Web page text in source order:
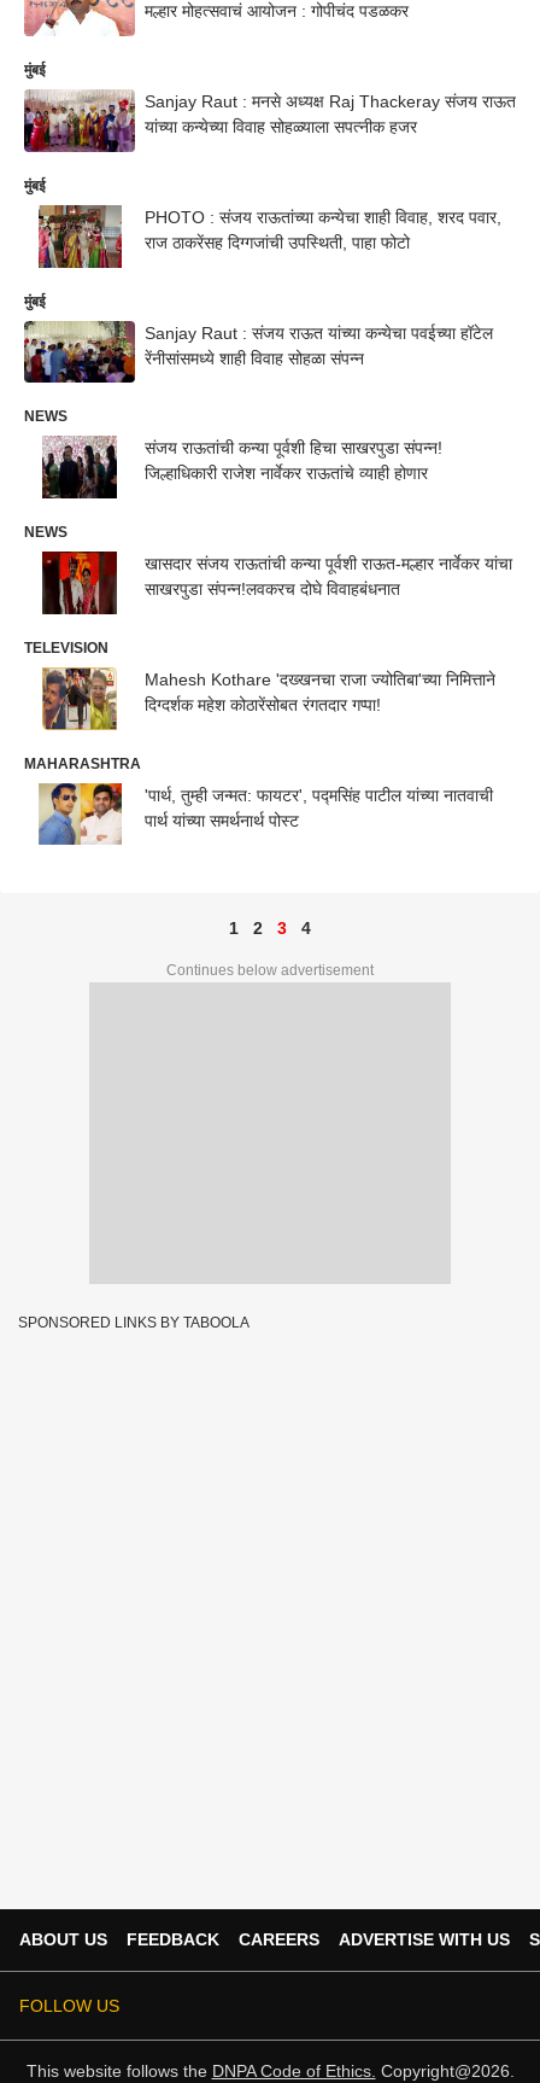
मल्हार मोहत्सवाचं आयोजन : गोपीचंद पडळकर
मुंबई
Sanjay Raut : मनसे अध्यक्ष Raj Thackeray संजय राऊत
यांच्या कन्येच्या विवाह सोहळ्याला सपत्नीक हजर
मुंबई
PHOTO : संजय राऊतांच्या कन्येचा शाही विवाह, शरद पवार,
राज ठाकरेंसह दिग्गजांची उपस्थिती, पाहा फोटो
मुंबई
Sanjay Raut : संजय राऊत यांच्या कन्येचा पवईच्या हॉटेल
रेंनीसांसमध्ये शाही विवाह सोहळा संपन्न
NEWS
संजय राऊतांची कन्या पूर्वशी हिचा साखरपुडा संपन्न!
जिल्हाधिकारी राजेश नार्वेकर राऊतांचे व्याही होणार
NEWS
खासदार संजय राऊतांची कन्या पूर्वशी राऊत-मल्हार नार्वेकर यांचा
साखरपुडा संपन्न!लवकरच दोघे विवाहबंधनात
TELEVISION
Mahesh Kothare 'दख्खनचा राजा ज्योतिबा'च्या निमित्ताने
दिग्दर्शक महेश कोठारेंसोबत रंगतदार गप्पा!
MAHARASHTRA
'पार्थ, तुम्ही जन्मत: फायटर', पद्मसिंह पाटील यांच्या नातवाची
पार्थ यांच्या समर्थनार्थ पोस्ट
1 2 3 4
Continues below advertisement
SPONSORED LINKS BY TABOOLA
ABOUT US FEEDBACK CAREERS ADVERTISE WITH US
FOLLOW US
This website follows the DNPA Code of Ethics. Copyright@2026.